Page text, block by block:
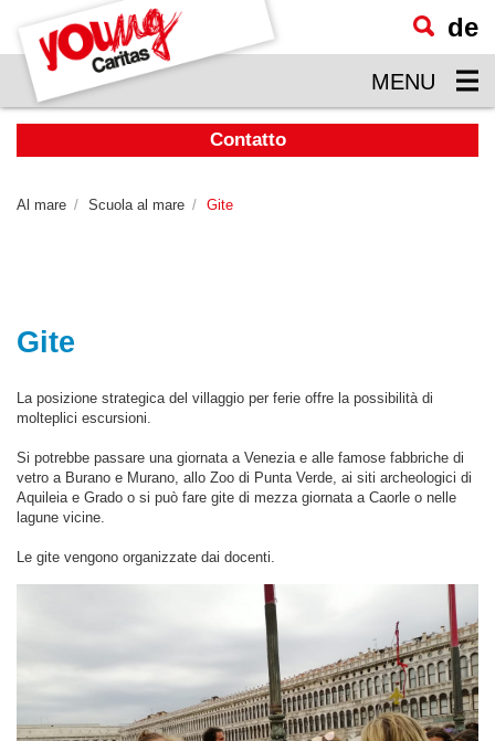
visualizzare
il
contenuto
principale
de
MENU
Contatto
Al mare Scuola al mare Gite
Gite
La posizione strategica del villaggio per ferie offre la possibilità di
molteplici escursioni.
Si potrebbe passare una giornata a Venezia e alle famose fabbriche di
vetro a Burano e Murano, allo Zoo di Punta Verde, ai siti archeologici di
Aquileia e Grado o si può fare gite di mezza giornata a Caorle o nelle
lagune vicine.
Le gite vengono organizzate dai docenti.